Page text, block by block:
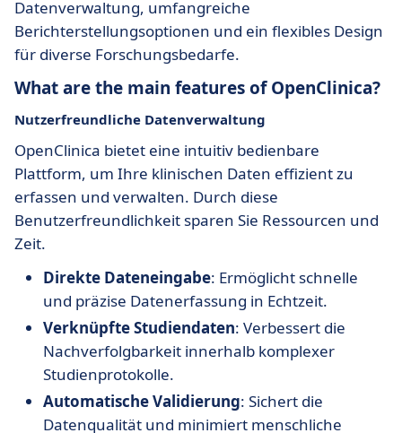
Datenverwaltung, umfangreiche
Berichterstellungsoptionen und ein flexibles Design
für diverse Forschungsbedarfe.
What are the main features of OpenClinica?
Nutzerfreundliche Datenverwaltung
OpenClinica bietet eine intuitiv bedienbare
Plattform, um Ihre klinischen Daten effizient zu
erfassen und verwalten. Durch diese
Benutzerfreundlichkeit sparen Sie Ressourcen und
Zeit.
Direkte Dateneingabe: Ermöglicht schnelle
und präzise Datenerfassung in Echtzeit.
Verknüpfte Studiendaten: Verbessert die
Nachverfolgbarkeit innerhalb komplexer
Studienprotokolle.
Automatische Validierung: Sichert die
Datenqualität und minimiert menschliche